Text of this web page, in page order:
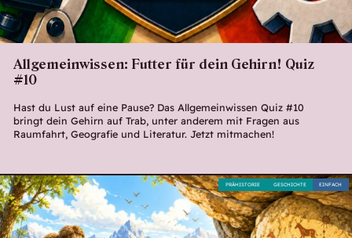
Allgemeinwissen: Futter für dein Gehirn! Quiz
#10
Hast du Lust auf eine Pause? Das Allgemeinwissen Quiz #10
bringt dein Gehirn auf Trab, unter anderem mit Fragen aus
Raumfahrt, Geografie und Literatur. Jetzt mitmachen!
EINFACH
GESCHICHTE
PRÄHISTORIE